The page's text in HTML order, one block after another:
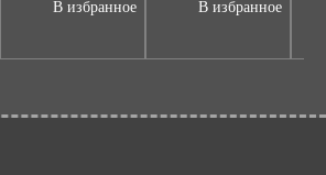
В избранное В избранное